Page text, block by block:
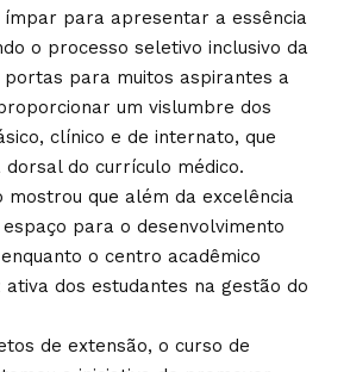
ímpar para apresentar a essência
o processo seletivo inclusivo da
portas para muitos aspirantes a
um vislumbre dos
clínico e de internato, que
do currículo médico.
mostrou que além da excelência
para o desenvolvimento
o centro acadêmico
dos estudantes na gestão do
de extensão, o curso de